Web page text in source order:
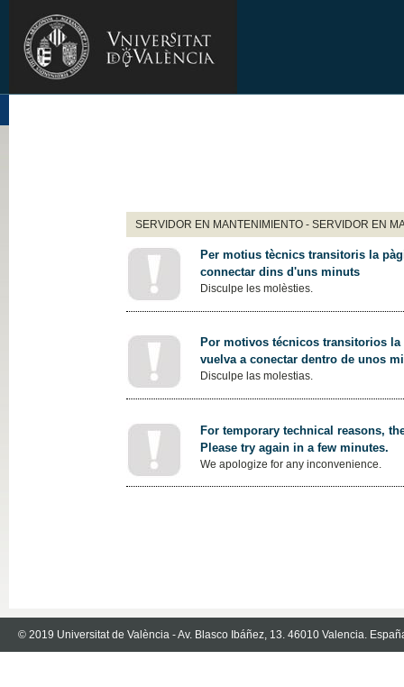
SERVIDOR EN MANTENIMIENTO - SERVIDOR EN
Per motius tècnics transitoris la
connectar dins d'uns minuts
Disculpe les molèsties.
Por motivos técnicos transitorios
vuelva a conectar dentro de unos
Disculpe las molestias.
For temporary technical reasons,
Please try again in a few minutes.
We apologize for any inconvenience.
© 2019 Universitat de València - Av. Blasco Ibáñez, 13. 46010 Valencia.